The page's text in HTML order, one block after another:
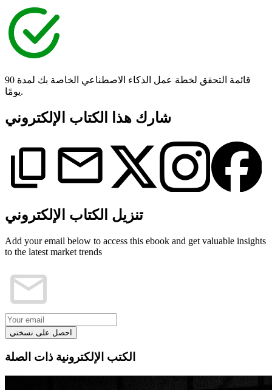
قائمة التحقق لخطة عمل الذكاء الاصطناعي الخاصة بك لمدة 90
يومًا.
شارك هذا الكتاب الإلكتروني
تنزيل الكتاب الإلكتروني
Add your email below to access this ebook and get valuable insights
to the latest market trends
احصل على نسختي
الكتب الإلكترونية ذات الصلة